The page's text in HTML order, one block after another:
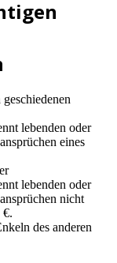
lebenden oder
eines
lebenden oder
nicht
€.
des anderen